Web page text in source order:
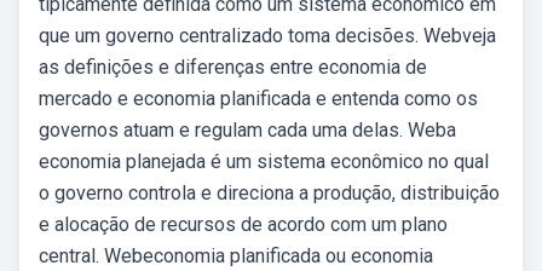
que um governo centralizado toma decisões. Webveja
as definições e diferenças entre economia de
mercado e economia planificada e entenda como os
governos atuam e regulam cada uma delas. Weba
economia planejada é um sistema econômico no qual
o governo controla e direciona a produção, distribuição
e alocação de recursos de acordo com um plano
central. Webeconomia planificada ou economia